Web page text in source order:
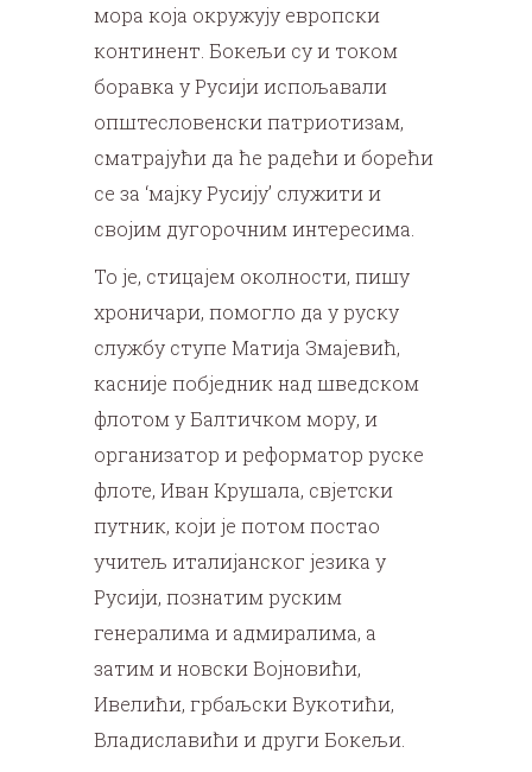
мора која окружују европски
континент. Бокељи су и током
боравка у Русији испољавали
општесловенски патриотизам,
сматрајући да ће радећи и борећи
се за ‘мајку Русију’ служити и
својим дугорочним интересима.
То је, стицајем околности, пишу
хроничари, помогло да у руску
службу ступе Матија Змајевић,
касније побједник над шведском
флотом у Балтичком мору, и
организатор и реформатор руске
флоте, Иван Крушала, свјетски
путник, који је потом постао
учитељ италијанског језика у
Русији, познатим руским
генералима и адмиралима, а
затим и новски Војновићи,
Ивелићи, грбаљски Вукотићи,
Владиславићи и други Бокељи.